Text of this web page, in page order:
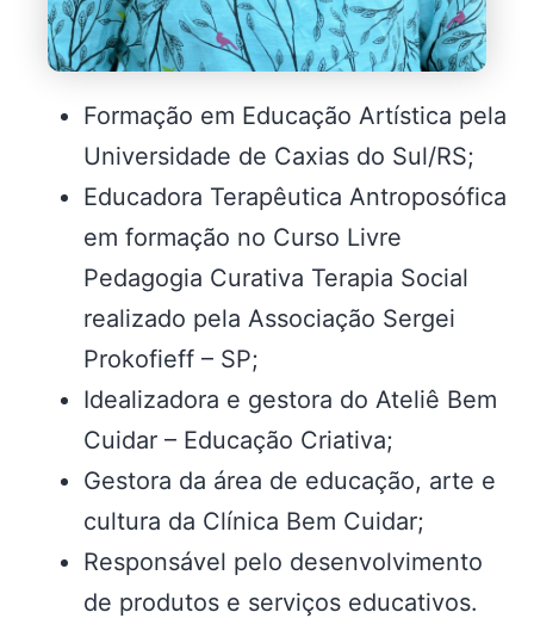
Formação em Educação Artística pela
Universidade de Caxias do Sul/RS;
Educadora Terapêutica Antroposófica
em formação no Curso Livre
Pedagogia Curativa Terapia Social
realizado pela Associação Sergei
Prokofieff – SP;
Idealizadora e gestora do Ateliê Bem
Cuidar – Educação Criativa;
Gestora da área de educação, arte e
cultura da Clínica Bem Cuidar;
Responsável pelo desenvolvimento
de produtos e serviços educativos.